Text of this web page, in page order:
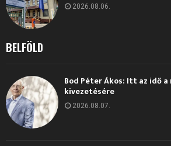
2026.08.06.
BELFÖLD
Bod Péter Ákos: Itt az idő
kivezetésére
2026.08.07.